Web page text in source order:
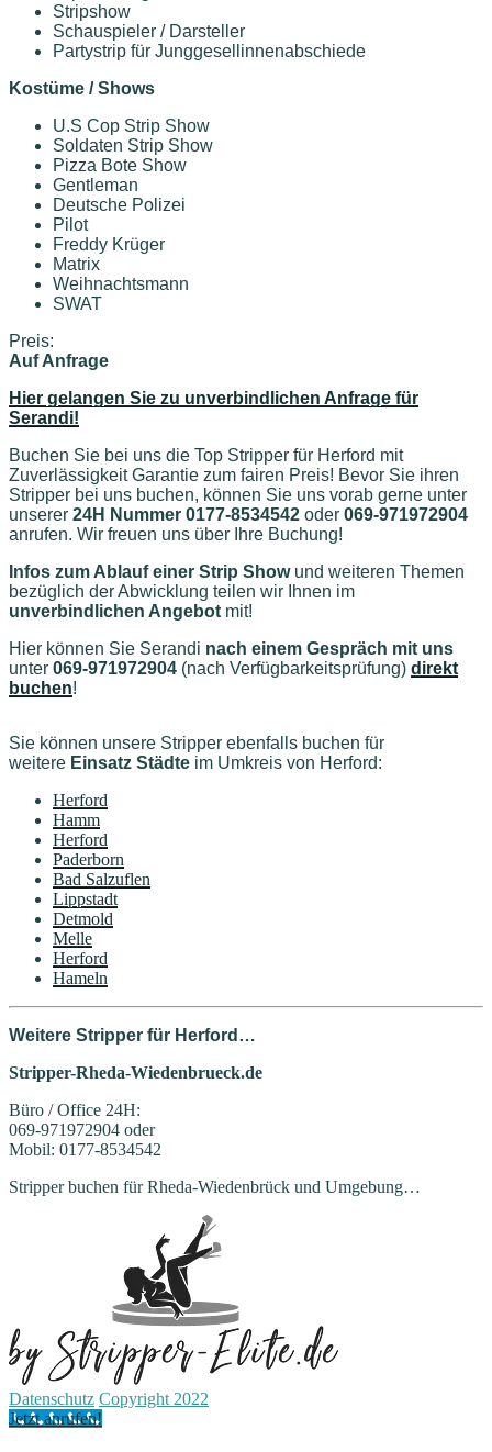
Stripshow
Schauspieler / Darsteller
Partystrip für Junggesellinnenabschiede
Kostüme / Shows
U.S Cop Strip Show
Soldaten Strip Show
Pizza Bote Show
Gentleman
Deutsche Polizei
Pilot
Freddy Krüger
Matrix
Weihnachtsmann
SWAT
Preis:
Auf Anfrage
Hier gelangen Sie zu unverbindlichen Anfrage für
Serandi!
Buchen Sie bei uns die Top Stripper für Herford mit
Zuverlässigkeit Garantie zum fairen Preis! Bevor Sie ihren
Stripper bei uns buchen, können Sie uns vorab gerne unter
unserer 24H Nummer 0177-8534542 oder 069-971972904
anrufen. Wir freuen uns über Ihre Buchung!
Infos zum Ablauf einer Strip Showund weiteren Themen
bezüglich der Abwicklung teilen wir Ihnen im
unverbindlichen Angebot mit!
Hier können Sie Serandi nach einem Gespräch mit uns
unter 069-971972904 (nach Verfügbarkeitsprüfung) direkt
buchen!
Sie können unsere Stripper ebenfalls buchen für
weitere Einsatz Städte im Umkreis von Herford:
Herford
Hamm
Herford
Paderborn
Bad Salzuflen
Lippstadt
Detmold
Melle
Herford
Hameln
Weitere Stripper für Herford…
Stripper-Rheda-Wiedenbrueck.de
Büro / Office 24H:
069-971972904 oder
Mobil: 0177-8534542
Stripper buchen für Rheda-Wiedenbrück und Umgebung…
Datenschutz Copyright 2022
Jetzt anrufen!